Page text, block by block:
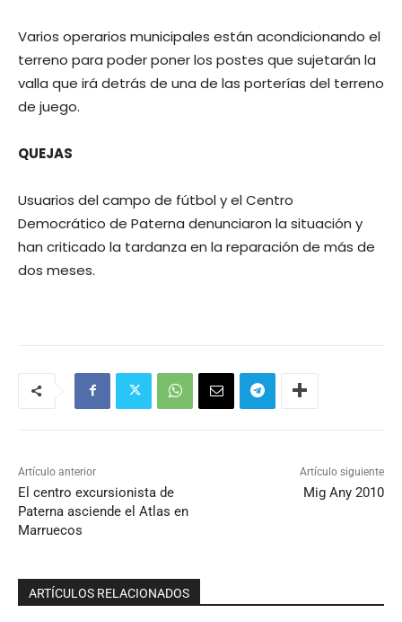
Varios operarios municipales están acondicionando el
terreno para poder poner los postes que sujetarán la
valla que irá detrás de una de las porterías del terreno
de juego.
QUEJAS
Usuarios del campo de fútbol y el Centro
Democrático de Paterna denunciaron la situación y
han criticado la tardanza en la reparación de más de
dos meses.
Artículo anterior
El centro excursionista de
Paterna asciende el Atlas en
Marruecos
Artículo siguiente
Mig Any 2010
ARTÍCULOS RELACIONADOS